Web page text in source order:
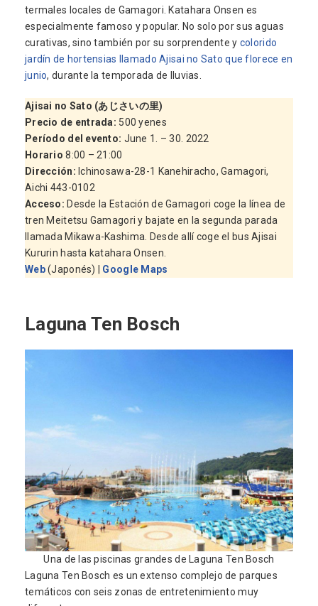
termales locales de Gamagori. Katahara Onsen es
especialmente famoso y popular. No solo por sus aguas
curativas, sino también por su sorprendente y colorido
jardín de hortensias llamado Ajisai no Sato que florece en
junio, durante la temporada de lluvias.
Ajisai no Sato (あじさいの里)
Precio de entrada: 500 yenes
Período del evento: June 1. – 30. 2022
Horario 8:00 – 21:00
Dirección: Ichinosawa-28-1 Kanehiracho, Gamagori,
Aichi 443-0102
Acceso: Desde la Estación de Gamagori coge la línea de
tren Meitetsu Gamagori y bajate en la segunda parada
llamada Mikawa-Kashima. Desde allí coge el bus Ajisai
Kururin hasta katahara Onsen.
Web(Japonés) | Google Maps
Laguna Ten Bosch
Una de las piscinas grandes de Laguna Ten Bosch
Laguna Ten Bosch es un extenso complejo de parques
temáticos con seis zonas de entretenimiento muy